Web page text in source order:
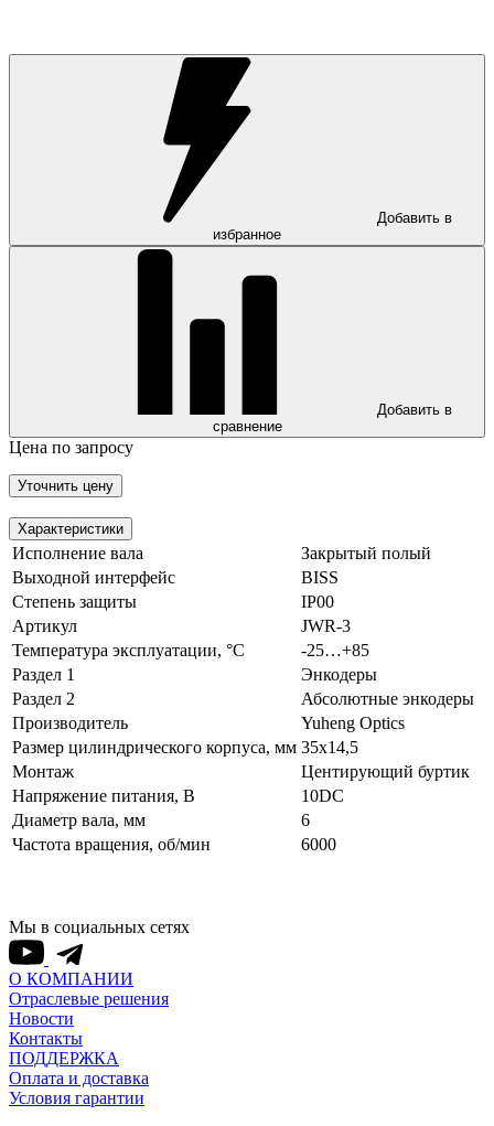
Добавить в
избранное
Добавить в
сравнение
Цена по запросу
Уточнить цену
Характеристики
Исполнение вала
Закрытый полый
Выходной интерфейс
BISS
Степень защиты
IP00
Артикул
JWR-3
Температура эксплуатации, °С
-25…+85
Раздел 1
Энкодеры
Раздел 2
Абсолютные энкодеры
Производитель
Yuheng Optics
Размер цилиндрического корпуса, мм 35x14,5
Монтаж
Центирующий буртик
Напряжение питания, В
10DC
Диаметр вала, мм
6
Частота вращения, об/мин
6000
Мы в социальных сетях
О КОМПАНИИ
Отраслевые решения
Новости
Контакты
ПОДДЕРЖКА
Оплата и доставка
Условия гарантии